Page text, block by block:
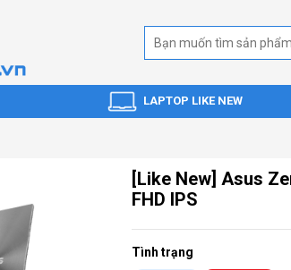
LAPTOP LIKE NEW
[Like New] Asus
FHD IPS
Tình trạng